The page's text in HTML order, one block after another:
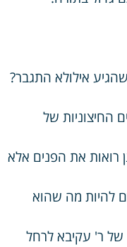
אילולא התגבר?
החיצוניות של
רואות את הפנים אלא
להיות מה שהוא
של ר' עקיבא לרחל